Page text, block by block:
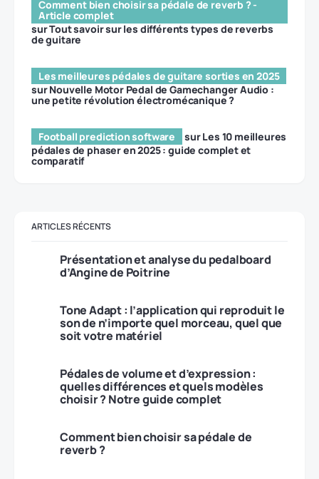
Comment bien choisir sa pédale de reverb ? -
Article complet
surTout savoir sur les différents types de reverbs
de guitare
Les meilleures pédales de guitare sorties en 2025
surNouvelle Motor Pedal de Gamechanger Audio :
une petite révolution électromécanique ?
Football prediction software surLes 10 meilleures
pédales de phaser en 2025 : guide complet et
comparatif
ARTICLES RÉCENTS
Présentation et analyse du pedalboard
d’Angine de Poitrine
Tone Adapt : l’application qui reproduit le
son de n’importe quel morceau, quel que
soit votre matériel
Pédales de volume et d’expression :
quelles différences et quels modèles
choisir ? Notre guide complet
Comment bien choisir sa pédale de
reverb ?